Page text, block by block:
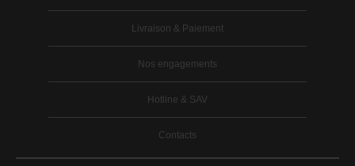
Livraison & Paiement
Nos engagements
Hotline & SAV
Contacts